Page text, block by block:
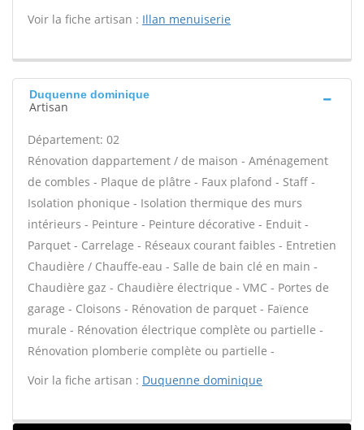
Voir la fiche artisan : Illan menuiserie
Duquenne dominique
Artisan
Département: 02
Rénovation dappartement / de maison - Aménagement
de combles - Plaque de plâtre - Faux plafond - Staff -
Isolation phonique - Isolation thermique des murs
intérieurs - Peinture - Peinture décorative - Enduit -
Parquet - Carrelage - Réseaux courant faibles - Entretien
Chaudière / Chauffe-eau - Salle de bain clé en main -
Chaudière gaz - Chaudière électrique - VMC - Portes de
garage - Cloisons - Rénovation de parquet - Faïence
murale - Rénovation électrique complète ou partielle -
Rénovation plomberie complète ou partielle -
Voir la fiche artisan : Duquenne dominique